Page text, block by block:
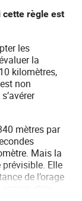
cette règle est
les
la
kilomètres,
non
mètres par
Mais la
Elle
de l’orage
clair.